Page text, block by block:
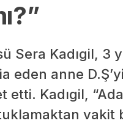
Sera Kadıgil, 3
eden anne
Kadıgil,
vakit